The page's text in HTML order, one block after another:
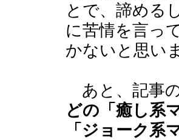
とで、諦める
に苦情を言っ
かないと思い
あと、記事
どの「癒し系
「ジョーク系